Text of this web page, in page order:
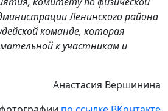
Ленинского района
команде, которая
к участникам и
Анастасия Вершинина